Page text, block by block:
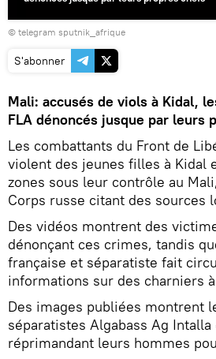
© telegram sputnik_afrique
S'abonner
Mali: accusés de viols à Kidal,
FLA dénoncés jusque par leurs
Les combattants du Front de
violent des jeunes filles à Kidal
zones sous leur contrôle au
Corps russe citant des sources
Des vidéos montrent des
dénonçant ces crimes, tandis
française et séparatiste fait
informations sur des charniers
Des images publiées montrent
séparatistes Algabass Ag
réprimandant leurs hommes